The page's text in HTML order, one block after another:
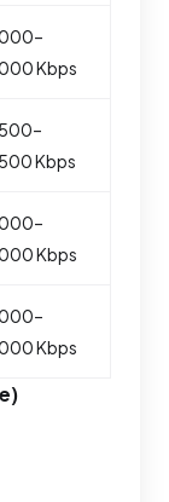
Kbps
Kbps
Kbps
Kbps